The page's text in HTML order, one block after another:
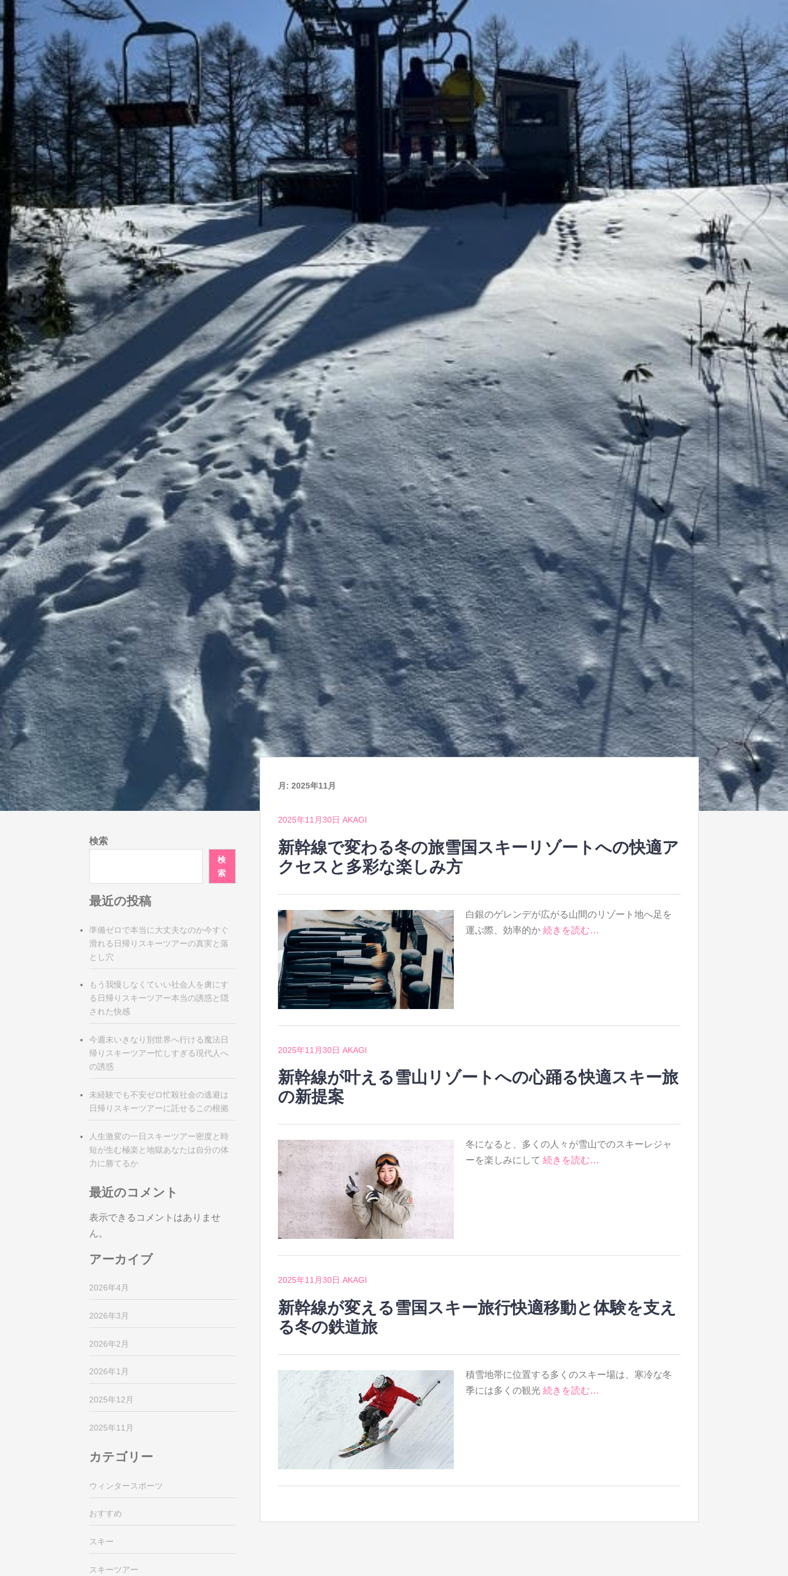
月:2025年11月
2025年11月30日 AKAGI
新幹線で変わる冬の旅雪国スキーリゾートへの快適ア
クセスと多彩な楽しみ方
白銀のゲレンデが広がる山間のリゾート地へ足を
運ぶ際、効率的か続きを読む…
2025年11月30日 AKAGI
新幹線が叶える雪山リゾートへの心踊る快適スキー旅
の新提案
冬になると、多くの人々が雪山でのスキーレジャ
ーを楽しみにして続きを読む…
2025年11月30日 AKAGI
新幹線が変える雪国スキー旅行快適移動と体験を支え
る冬の鉄道旅
積雪地帯に位置する多くのスキー場は、寒冷な冬
季には多くの観光続きを読む…
検索
検
索
最近の投稿
準備ゼロで本当に大丈夫なのか今すぐ
滑れる日帰りスキーツアーの真実と落
とし穴
もう我慢しなくていい社会人を虜にす
る日帰りスキーツアー本当の誘惑と隠
された快感
今週末いきなり別世界へ行ける魔法日
帰りスキーツアー忙しすぎる現代人へ
の誘惑
未経験でも不安ゼロ忙殺社会の逃避は
日帰りスキーツアーに託せるこの根拠
人生激変の一日スキーツアー密度と時
短が生む極楽と地獄あなたは自分の体
力に勝てるか
最近のコメント
表示できるコメントはありませ
ん。
アーカイブ
2026年4月
2026年3月
2026年2月
2026年1月
2025年12月
2025年11月
カテゴリー
ウィンタースポーツ
おすすめ
スキー
スキーツアー